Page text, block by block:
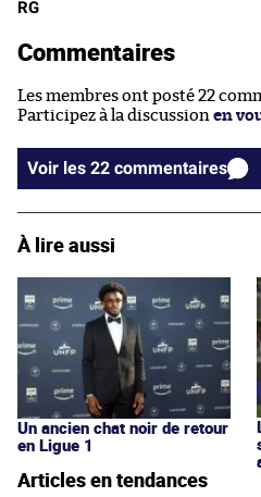
RG
Commentaires
Les membres ont posté 22
Participez à la discussion en
Voir les 22 commentaires
À lire aussi
Un ancien chat noir de retour
en Ligue 1
Articles en tendances